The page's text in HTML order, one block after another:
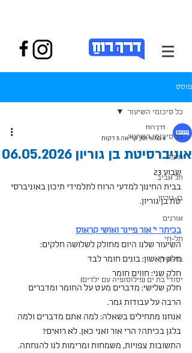
פוסט
כל סיכומי השיעור
חיפה
תל אביב
בן-גוריון
אורנים
תל-חי
בר-אילן
יסודי בת ים (פילוסופיה עם ילדים)
כל סיכומי השיעור
אוניברסיטת בן גוריון 06.05.2026
דרך רוח
5 במאי
זמן קריאה 5 דקות
בבית החינוך למדעי הרוח לתלמידי תיכון באוניברסי
טת בן גוריון.
בכיתה י' אור פיינר ואושי קראוס
השיעור שלנו היום מחולק לשלושה חלקים:
חלק ראשון: בונים חומר לבד
חלק שני: חווים חומר
חלק שלישי: מדברים מעט על החומר ומדברים
הרבה על עבודות גמר.
אנחנו מתחילים בשאלה: למה אתם מדברים ולמה
בלגן בכיתה? הרי אור ואני כאן. לא רואים?
התשובות צפויות, משמחות ומרימות לנו להנחתה.